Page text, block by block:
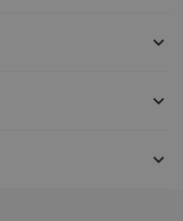


